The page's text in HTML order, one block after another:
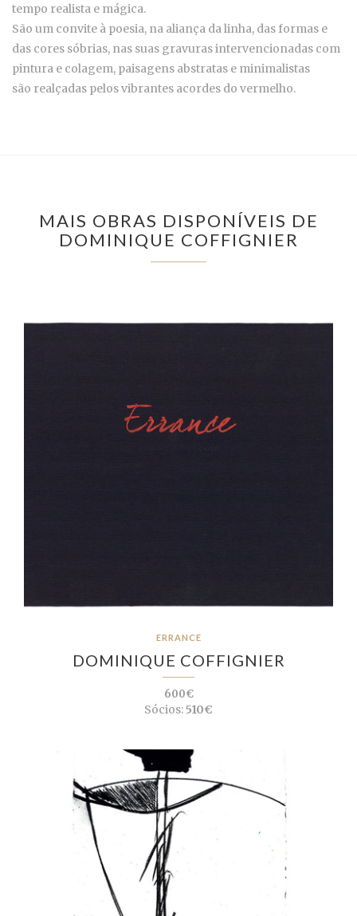
tempo realista e mágica.
São um convite à poesia, na aliança da linha, das formas e
das cores sóbrias, nas suas gravuras intervencionadas com
pintura e colagem, paisagens abstratas e minimalistas
são realçadas pelos vibrantes acordes do vermelho.
MAIS OBRAS DISPONÍVEIS DE
DOMINIQUE COFFIGNIER
ERRANCE
DOMINIQUE COFFIGNIER
600€
Sócios:510€